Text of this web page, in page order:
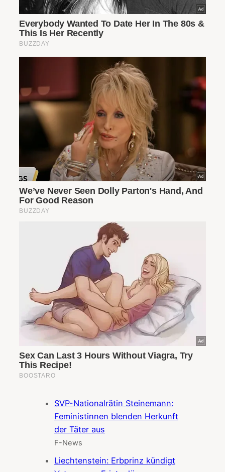
SVP-Nationalrätin Steinemann:
Feministinnen blenden Herkunft
der Täter aus
F-News
Liechtenstein: Erbprinz kündigt